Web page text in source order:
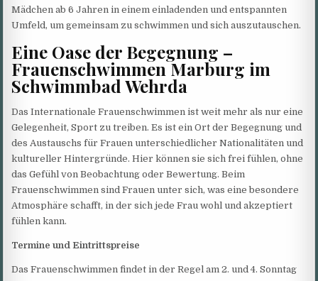
Mädchen ab 6 Jahren in einem einladenden und entspannten
Umfeld, um gemeinsam zu schwimmen und sich auszutauschen.
Eine Oase der Begegnung –
Frauenschwimmen Marburg im
Schwimmbad Wehrda
Das Internationale Frauenschwimmen ist weit mehr als nur eine
Gelegenheit, Sport zu treiben. Es ist ein Ort der Begegnung und
des Austauschs für Frauen unterschiedlicher Nationalitäten und
kultureller Hintergründe. Hier können sie sich frei fühlen, ohne
das Gefühl von Beobachtung oder Bewertung. Beim
Frauenschwimmen sind Frauen unter sich, was eine besondere
Atmosphäre schafft, in der sich jede Frau wohl und akzeptiert
fühlen kann.
Termine und Eintrittspreise
Das Frauenschwimmen findet in der Regel am 2. und 4. Sonntag